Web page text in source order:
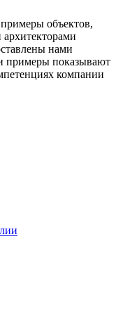
объектов,
нами
примеры показывают
компании